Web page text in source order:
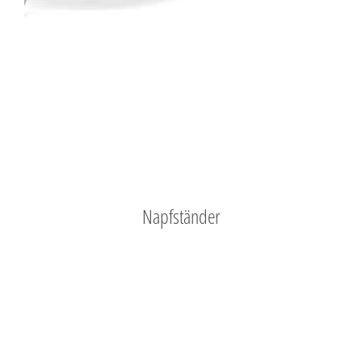
Napfständer